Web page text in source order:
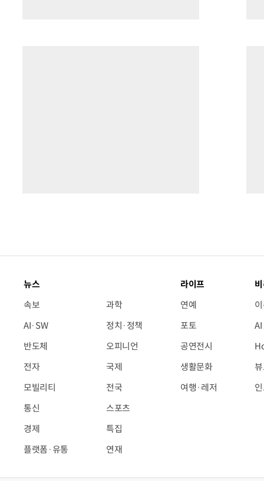
뉴스
속보
AI·SW
반도체
전자
모빌리티
통신
경제
플랫폼·유통
과학
정치·정책
오피니언
국제
전국
스포츠
특집
연재
라이프
연예
포토
공연전시
생활문화
여행·레저